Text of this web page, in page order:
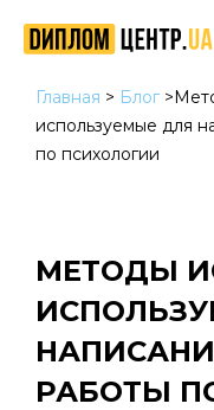
Главная > Блог >
используемые для
по психологии
МЕТОДЫ
РАБОТЫ